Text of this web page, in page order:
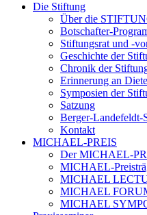
Die Stiftung
Über die
Botschafter-
Stiftungsrat und -
Geschichte der
Chronik der
Erinnerung an
Symposien der
Satzung
Berger-Landefeldt-
Kontakt
MICHAEL-PREIS
Der MICHAEL-
MICHAEL-
MICHAEL
MICHAEL
MICHAEL